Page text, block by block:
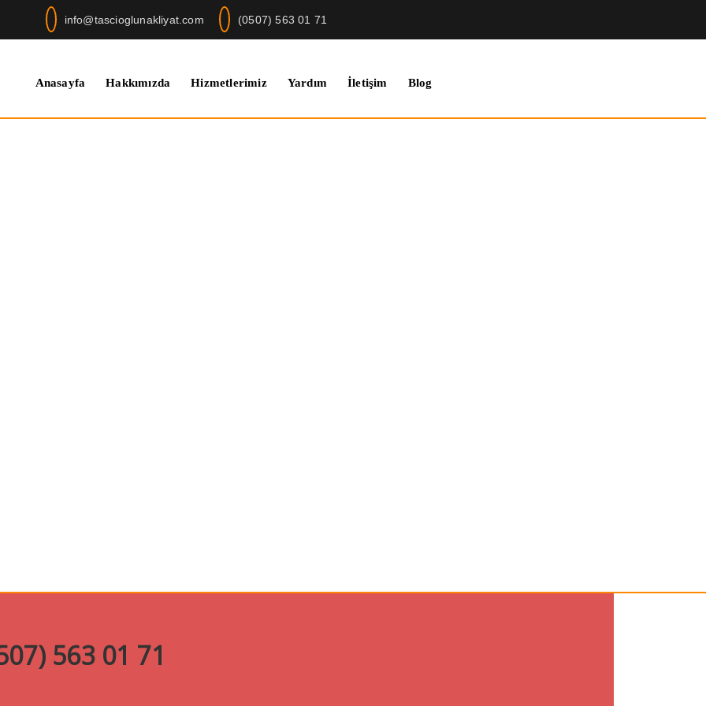
info@tascioglunakliyat.com (0507) 563 01 71
Anasayfa Hakkımızda Hizmetlerimiz Yardım İletişim Blog
563 01 71